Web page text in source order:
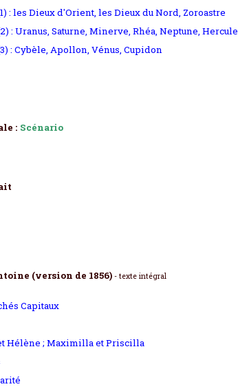
: les Dieux d'Orient, les Dieux du Nord, Zoroastre
: Uranus, Saturne, Minerve, Rhéa, Neptune, Hercule
: Cybèle, Apollon, Vénus, Cupidon
: Scénario
(version de 1856) - texte intégral
Capitaux
Hélène ; Maximilla et Priscilla